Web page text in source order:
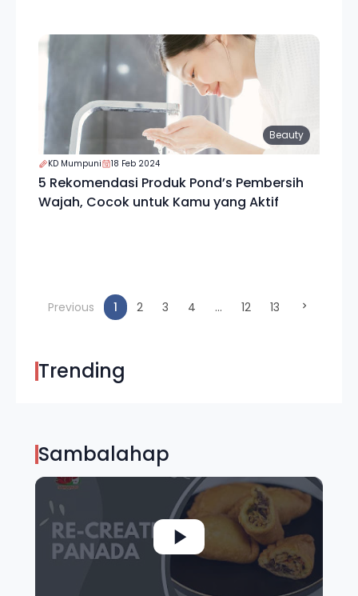
Beauty
KD Mumpuni 18 Feb 2024
5 Rekomendasi Produk Pond’s Pembersih
Wajah, Cocok untuk Kamu yang Aktif
Previous 1 (current)
2 3 4 ... 12 13
Trending
Sambalahap